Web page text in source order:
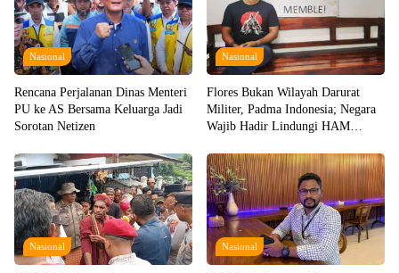
Nasional
Rencana Perjalanan Dinas Menteri
PU ke AS Bersama Keluarga Jadi
Sorotan Netizen
Nasional
Flores Bukan Wilayah Darurat
Militer, Padma Indonesia; Negara
Wajib Hadir Lindungi HAM
Nasional Nasional